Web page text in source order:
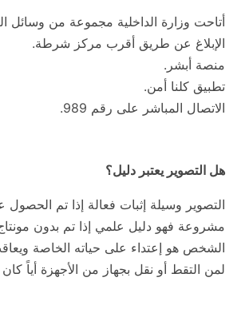
أتاحت وزارة الداخلية مجموعة من وسائل
الإبلاغ عن طريق أقرب مركز شرطة.
منصة أبشر.
تطبيق كلنا أمن.
الاتصال المباشر على رقم 989.
هل التصوير يعتبر دليل؟
التصوير وسيلة إثبات فعالة إذا تم الحصول
مشروعة فهو دليل علمي إذا تم بدون
الشخص هو إعتداء على حياته الخاصة
لمن التقط أو نقل بجهاز من الأجهزة أياً